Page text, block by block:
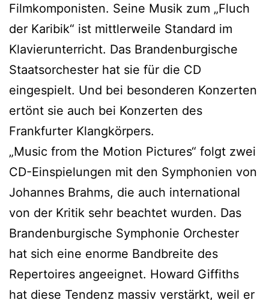
Filmkomponisten. Seine Musik zum „Fluch
der Karibik“ ist mittlerweile Standard im
Klavierunterricht. Das Brandenburgische
Staatsorchester hat sie für die CD
eingespielt. Und bei besonderen Konzerten
ertönt sie auch bei Konzerten des
Frankfurter Klangkörpers.
„Music from the Motion Pictures“ folgt zwei
CD-Einspielungen mit den Symphonien von
Johannes Brahms, die auch international
von der Kritik sehr beachtet wurden. Das
Brandenburgische Symphonie Orchester
hat sich eine enorme Bandbreite des
Repertoires angeeignet. Howard Giffiths
hat diese Tendenz massiv verstärkt, weil er